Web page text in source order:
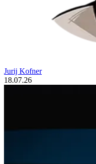
Jurij Kofner
18.07.26